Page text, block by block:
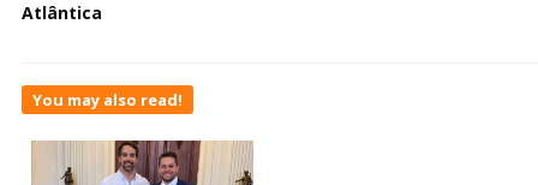
Atlântica
You may also read!